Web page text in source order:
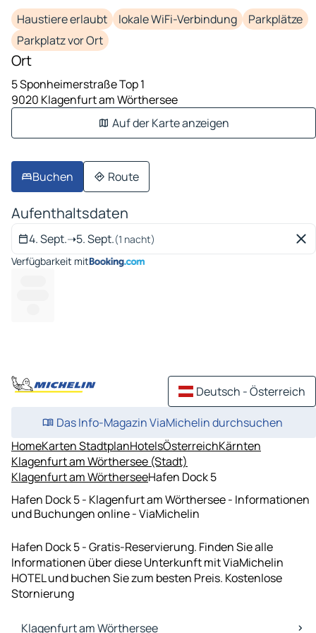
Haustiere erlaubt lokale WiFi-Verbindung
Parkplätze
Parkplatz vor Ort
Ort
5 Sponheimerstraße Top 1
9020 Klagenfurt am Wörthersee
Auf der Karte anzeigen
Buchen Route
Aufenthaltsdaten
4. Sept.➝5. Sept.(1 nacht)
Verfügbarkeit mit
Deutsch - Österreich
Das Info-Magazin ViaMichelin durchsuchen
HomeKarten StadtplanHotelsÖsterreichKärnten
Klagenfurt am Wörthersee (Stadt)
Klagenfurt am WörtherseeHafen Dock 5
Hafen Dock 5 - Klagenfurt am Wörthersee - Informationen
und Buchungen online - ViaMichelin
Hafen Dock 5 - Gratis-Reservierung. Finden Sie alle
Informationen über diese Unterkunft mit ViaMichelin
HOTEL und buchen Sie zum besten Preis. Kostenlose
Stornierung
Klagenfurt am Wörthersee